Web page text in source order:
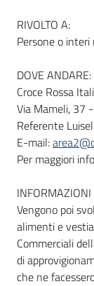
RIVOLTO A:
Persone o
DOVE ANDARE:
Croce Rossa
Via Mameli, 37
Referente
E-mail:
Per maggiori
INFORMAZIONI
Vengono poi
alimenti e
Commerciali
di
che ne